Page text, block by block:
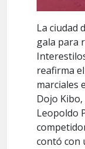
La ciudad
gala para
reafirma
marciales
Dojo Kibo,
Leopoldo
contó con